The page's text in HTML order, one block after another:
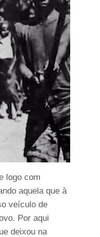
logo com
aquela que à
veículo de
Por aqui
deixou na